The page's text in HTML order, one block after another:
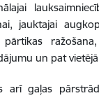
jauktajai
un pat
arī gaļas